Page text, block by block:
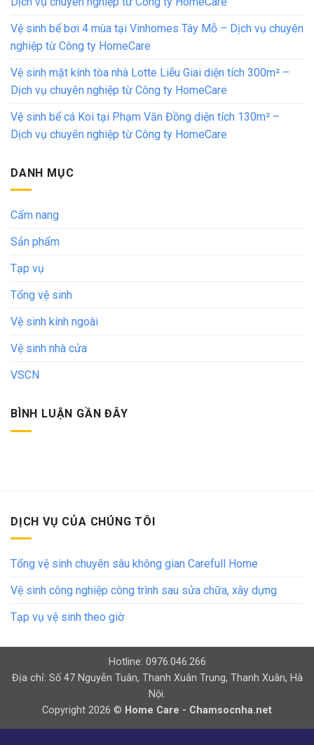
Vệ sinh bể bơi 4 mùa tại Vinhomes Tây Mỗ – Dịch vụ chuyên
nghiệp từ Công ty HomeCare
Vệ sinh mặt kính tòa nhà Lotte Liễu Giai diện tích 300m² –
Dịch vụ chuyên nghiệp từ Công ty HomeCare
Vệ sinh bể cá Koi tại Phạm Văn Đồng diện tích 130m² –
Dịch vụ chuyên nghiệp từ Công ty HomeCare
DANH MỤC
Cẩm nang
Sản phẩm
Tạp vụ
Tổng vệ sinh
Vệ sinh kính ngoài
Vệ sinh nhà cửa
VSCN
BÌNH LUẬN GẦN ĐÂY
DỊCH VỤ CỦA CHÚNG TÔI
Tổng vệ sinh chuyên sâu không gian Carefull Home
Vệ sinh công nghiệp công trình sau sửa chữa, xây dựng
Tạp vụ vệ sinh theo giờ
Hotline: 0976.046.266
Địa chỉ: Số 47 Nguyễn Tuân, Thanh Xuân Trung, Thanh Xuân, Hà
Nội.
Copyright 2026 © Home Care - Chamsocnha.net